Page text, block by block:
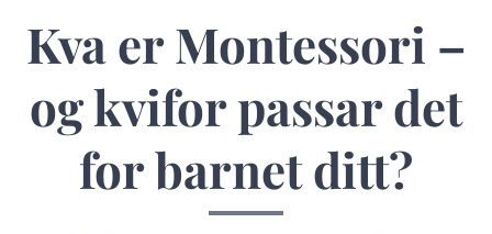
Kva er Montessori –
og kvifor passar det
for barnet ditt?